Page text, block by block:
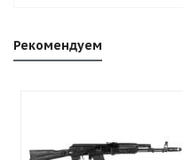
Рекомендуем